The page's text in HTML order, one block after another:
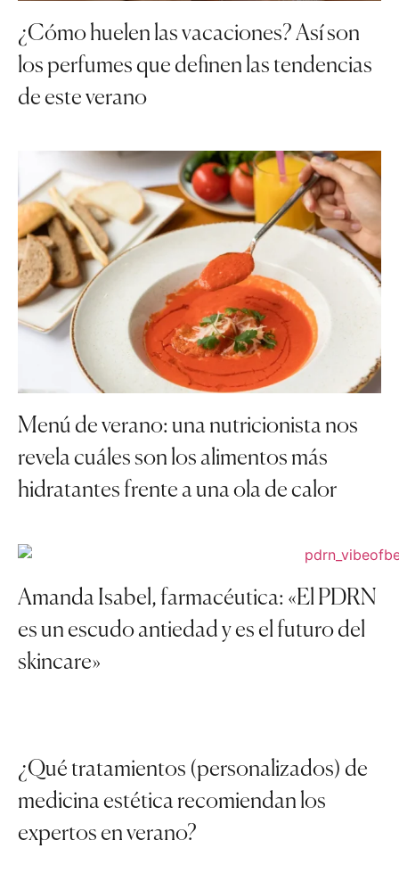
¿Cómo huelen las vacaciones? Así son
los perfumes que definen las tendencias
de este verano
Menú de verano: una nutricionista nos
revela cuáles son los alimentos más
hidratantes frente a una ola de calor
Amanda Isabel, farmacéutica: «El PDRN
es un escudo antiedad y es el futuro del
skincare»
¿Qué tratamientos (personalizados) de
medicina estética recomiendan los
expertos en verano?